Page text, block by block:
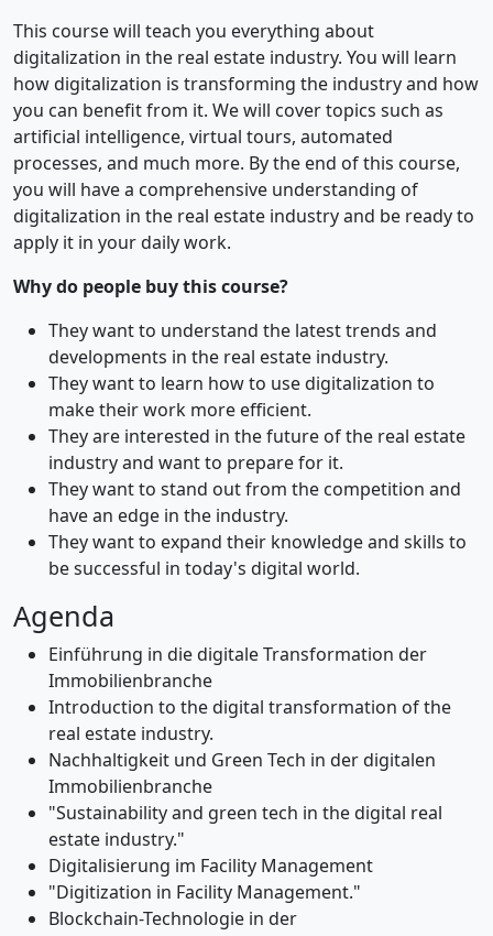
This course will teach you everything about
digitalization in the real estate industry. You will learn
how digitalization is transforming the industry and how
you can benefit from it. We will cover topics such as
artificial intelligence, virtual tours, automated
processes, and much more. By the end of this course,
you will have a comprehensive understanding of
digitalization in the real estate industry and be ready to
apply it in your daily work.
Why do people buy this course?
They want to understand the latest trends and
developments in the real estate industry.
They want to learn how to use digitalization to
make their work more efficient.
They are interested in the future of the real estate
industry and want to prepare for it.
They want to stand out from the competition and
have an edge in the industry.
They want to expand their knowledge and skills to
be successful in today's digital world.
Agenda
Einführung in die digitale Transformation der
Immobilienbranche
Introduction to the digital transformation of the
real estate industry.
Nachhaltigkeit und Green Tech in der digitalen
Immobilienbranche
"Sustainability and green tech in the digital real
estate industry."
Digitalisierung im Facility Management
"Digitization in Facility Management."
Blockchain-Technologie in der